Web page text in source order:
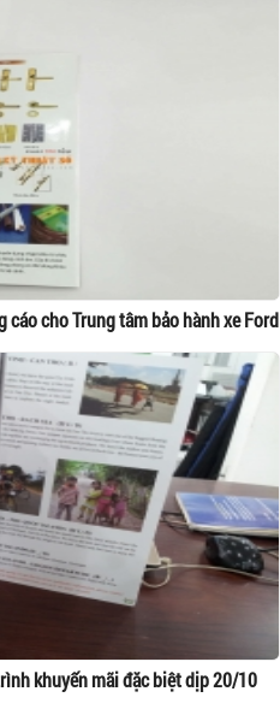
cáo cho Trung tâm bảo hành xe Ford
khuyến mãi đặc biệt dịp 20/10